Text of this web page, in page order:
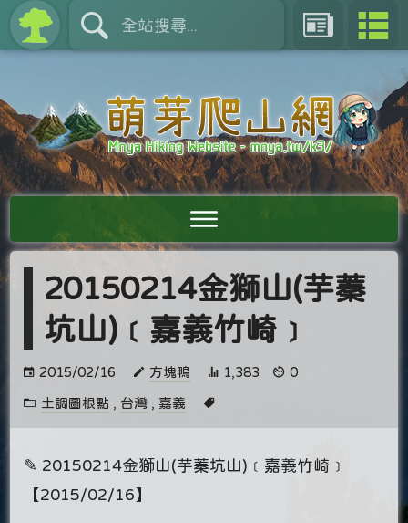
20150214金獅山(芋蓁
坑山)﹝嘉義竹崎﹞
2015/02/16 方塊鴨 1,383 0
土調圖根點 , 台灣 , 嘉義
✎ 20150214金獅山(芋蓁坑山)﹝嘉義竹崎﹞
【2015/02/16】